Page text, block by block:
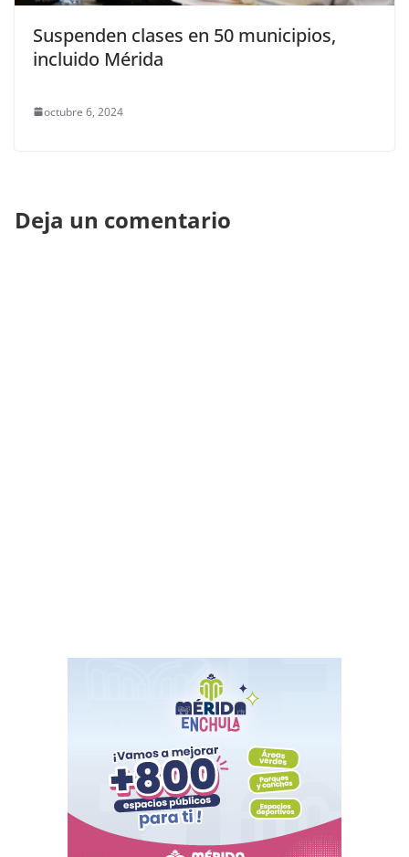
Suspenden clases en 50 municipios,
incluido Mérida
octubre 6, 2024
Deja un comentario